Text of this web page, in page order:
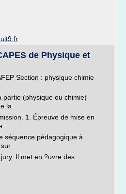
de Physique et
Section : physique chimie
partie (physique ou chimie)
la
1. Épreuve de mise en
séquence pédagogique à
Il met en ?uvre des